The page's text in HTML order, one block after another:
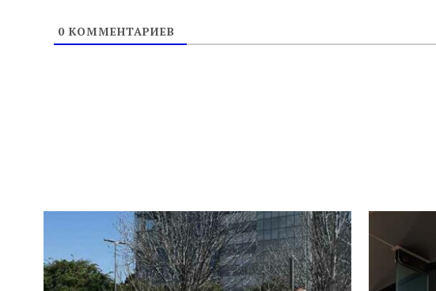
0КОММЕНТАРИЕВ